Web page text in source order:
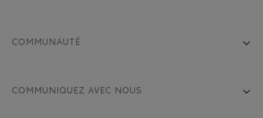
COMMUNAUTÉ
COMMUNIQUEZ AVEC NOUS